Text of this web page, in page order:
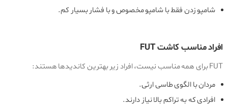
شامپو زدن فقط با شامپو مخصوص و با فشار بسیار کم.
افراد مناسب کاشت FUT
FUT برای همه مناسب نیست، افراد زیر بهترین کاندیدها هستند:
مردان با الگوی طاسی ارثی.
افرادی که به تراکم بالا نیاز دارند.